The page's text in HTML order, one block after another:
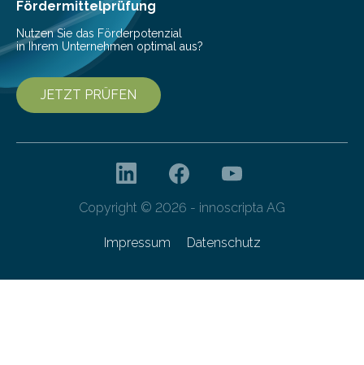
Fördermittelprüfung
Nutzen Sie das Förderpotenzial
in Ihrem Unternehmen optimal aus?
JETZT PRÜFEN
Copyright © 2026 - innoscripta AG
Impressum Datenschutz